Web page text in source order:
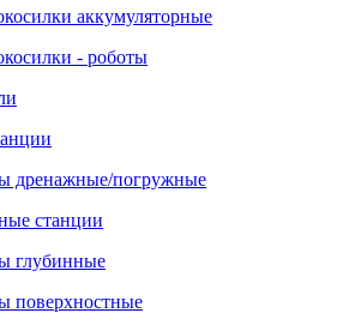
аккумуляторные
- роботы
дренажные/погружные
станции
глубинные
поверхностные